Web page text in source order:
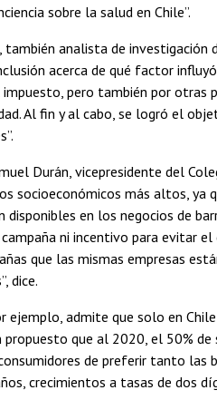
sobre la salud en Chile”.
también analista de
acerca de qué factor
impuesto, pero también por otras
Al fin y al cabo, se logró el
Durán, vicepresidente del
socioeconómicos más altos, ya
disponibles en los negocios de
ni incentivo para evitar
que las mismas empresas
dice.
ejemplo, admite que solo en
propuesto que al 2020, el 50%
de preferir tanto las
crecimientos a tasas de dos